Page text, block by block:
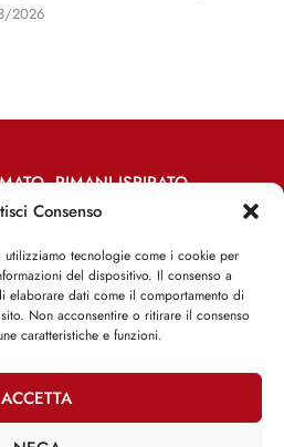
Consenso
tecnologie come i cookie per
del dispositivo. Il consenso a
elaborare dati come il comportamento di
Non acconsentire o ritirare il consenso
caratteristiche e funzioni.
ACCETTA
2026
RIMANI ISPIRATO
Newsletter
ADESSO
Twitter Email